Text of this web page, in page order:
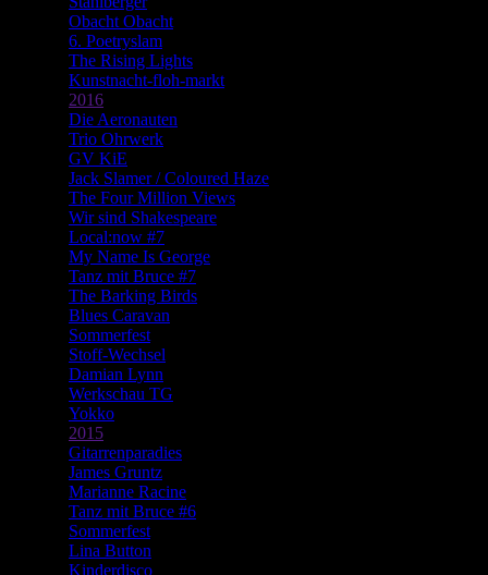
Obacht Obacht
6. Poetryslam
The Rising Lights
Kunstnacht-floh-markt
2016
Die Aeronauten
Trio Ohrwerk
GV KiE
Jack Slamer / Coloured Haze
The Four Million Views
Wir sind Shakespeare
Local:now #7
My Name Is George
Tanz mit Bruce #7
The Barking Birds
Blues Caravan
Sommerfest
Stoff-Wechsel
Damian Lynn
Werkschau TG
Yokko
2015
Gitarrenparadies
James Gruntz
Marianne Racine
Tanz mit Bruce #6
Sommerfest
Lina Button
Kinderdisco